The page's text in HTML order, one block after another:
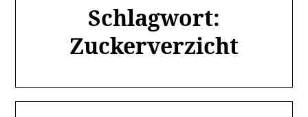
Schlagwort:
Zuckerverzicht